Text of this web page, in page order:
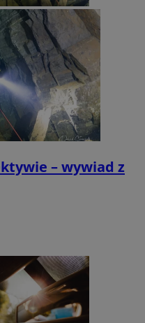
– wywiad z